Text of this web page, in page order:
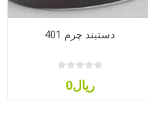
دستبند چرم 401
ریال0